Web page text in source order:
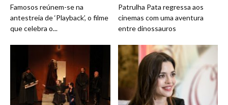
Famosos reúnem-se na
antestreia de ‘Playback’, o filme
que celebra o...
Patrulha Pata regressa aos
cinemas com uma aventura
entre dinossauros